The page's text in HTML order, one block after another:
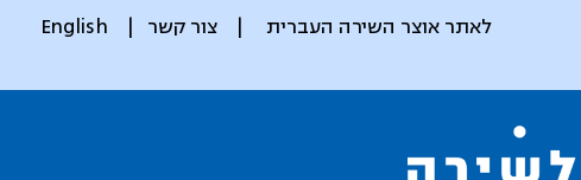
לאתר אוצר השירה העברית| צור קשר |
English